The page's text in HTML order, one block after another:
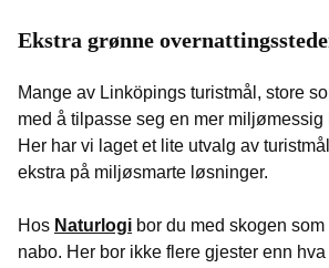
Ekstra grønne
Mange av Linköpings turistmål, store
med å tilpasse seg en mer
Her har vi laget et lite utvalg av
ekstra på miljøsmarte løsninger.
Hos Naturlogi bor du med skogen
nabo. Her bor ikke flere gjester enn